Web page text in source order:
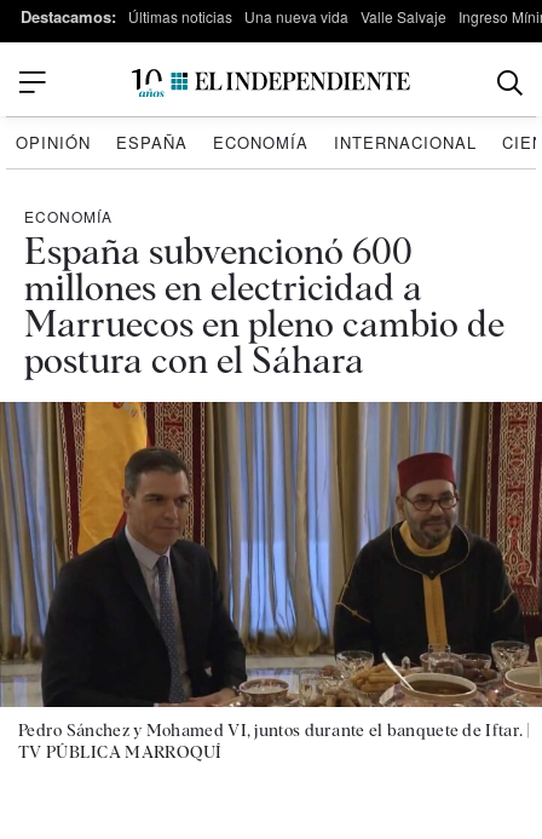
Destacamos: Últimas noticias Una nueva vida Valle Salvaje Ingreso
OPINIÓN ESPAÑA ECONOMÍA INTERNACIONAL
ECONOMÍA
España subvencionó 600
millones en electricidad a
Marruecos en pleno cambio de
postura con el Sáhara
Pedro Sánchez y Mohamed VI, juntos durante el banquete de Iftar. |
TV PÚBLICA MARROQUÍ